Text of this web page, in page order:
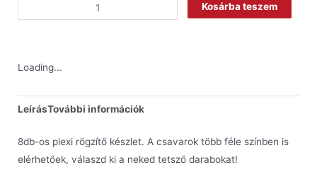
Kosárba teszem
Loading...
LeírásTovábbi információk
8db-os plexi rögzítő készlet. A csavarok több féle színben is
elérhetőek, válaszd ki a neked tetsző darabokat!